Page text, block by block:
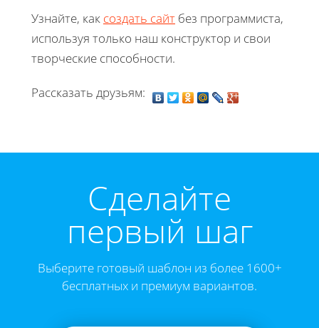
Узнайте, как создать сайт без программиста,
используя только наш конструктор и свои
творческие способности.
Рассказать друзьям:
Cделайте
первый шаг
Выберите готовый шаблон из более 1600+
бесплатных и премиум вариантов.